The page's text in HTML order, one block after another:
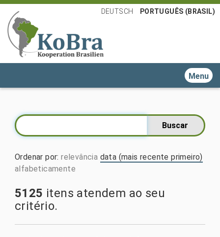
DEUTSCH PORTUGUÊS (BRASIL)
Toggle
Ordenar por:relevância data (mais recente primeiro)
alfabeticamente
5125 itens atendem ao seu
critério.